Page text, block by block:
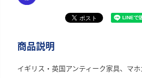
商品説明
イギリス・英国アンティーク家具、マ